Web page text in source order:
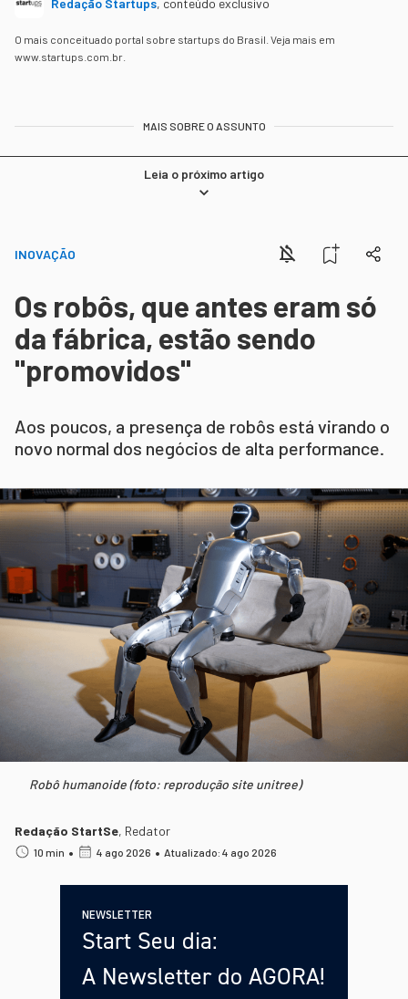
O mais conceituado portal sobre startups do Brasil. Veja mais em
www.startups.com.br.
MAIS SOBRE O ASSUNTO
Leia o próximo artigo
INOVAÇÃO
Os robôs, que antes eram só
da fábrica, estão sendo
"promovidos"
Aos poucos, a presença de robôs está virando o
novo normal dos negócios de alta performance.
Robô humanoide (foto: reprodução site unitree)
Redação StartSe, Redator
10 min • 4 ago 2026 • Atualizado: 4 ago 2026
NEWSLETTER
Start Seu dia:
A Newsletter do AGORA!